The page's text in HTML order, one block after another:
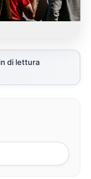
di lettura